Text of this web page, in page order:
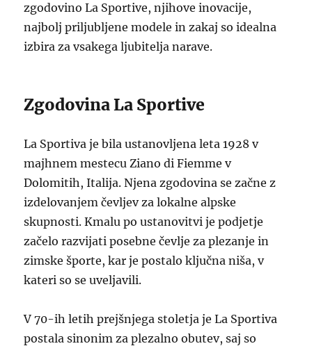
zgodovino La Sportive, njihove inovacije,
najbolj priljubljene modele in zakaj so idealna
izbira za vsakega ljubitelja narave.
Zgodovina La Sportive
La Sportiva je bila ustanovljena leta 1928 v
majhnem mestecu Ziano di Fiemme v
Dolomitih, Italija. Njena zgodovina se začne z
izdelovanjem čevljev za lokalne alpske
skupnosti. Kmalu po ustanovitvi je podjetje
začelo razvijati posebne čevlje za plezanje in
zimske športe, kar je postalo ključna niša, v
kateri so se uveljavili.
V 70-ih letih prejšnjega stoletja je La Sportiva
postala sinonim za plezalno obutev, saj so